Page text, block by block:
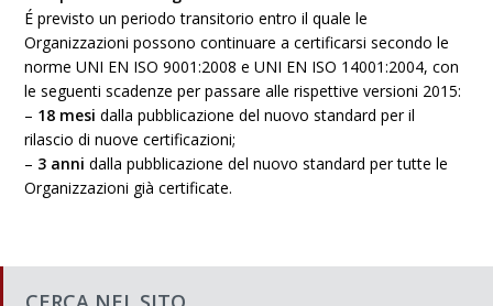
É previsto un periodo transitorio entro il quale le
Organizzazioni possono continuare a certificarsi secondo le
norme UNI EN ISO 9001:2008 e UNI EN ISO 14001:2004, con
le seguenti scadenze per passare alle rispettive versioni 2015:
– 18 mesi dalla pubblicazione del nuovo standard per il
rilascio di nuove certificazioni;
– 3 anni dalla pubblicazione del nuovo standard per tutte le
Organizzazioni già certificate.